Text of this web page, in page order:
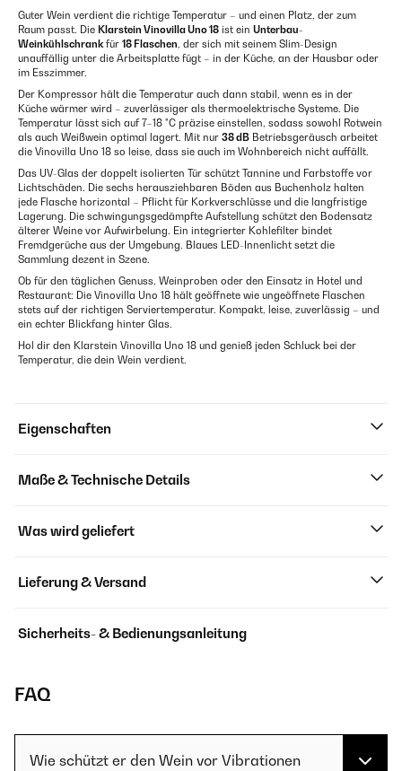
Guter Wein verdient die richtige Temperatur – und einen Platz, der zum
Raum passt. Die Klarstein Vinovilla Uno 18 ist ein Unterbau-
Weinkühlschrankfür 18 Flaschen, der sich mit seinem Slim-Design
unauffällig unter die Arbeitsplatte fügt – in der Küche, an der Hausbar oder
im Esszimmer.
Der Kompressor hält die Temperatur auch dann stabil, wenn es in der
Küche wärmer wird – zuverlässiger als thermoelektrische Systeme. Die
Temperatur lässt sich auf 7–18 °C präzise einstellen, sodass sowohl Rotwein
als auch Weißwein optimal lagert. Mit nur 38 dB Betriebsgeräusch arbeitet
die Vinovilla Uno 18 so leise, dass sie auch im Wohnbereich nicht auffällt.
Das UV-Glas der doppelt isolierten Tür schützt Tannine und Farbstoffe vor
Lichtschäden. Die sechs herausziehbaren Böden aus Buchenholz halten
jede Flasche horizontal – Pflicht für Korkverschlüsse und die langfristige
Lagerung. Die schwingungsgedämpfte Aufstellung schützt den Bodensatz
älterer Weine vor Aufwirbelung. Ein integrierter Kohlefilter bindet
Fremdgerüche aus der Umgebung. Blaues LED-Innenlicht setzt die
Sammlung dezent in Szene.
Ob für den täglichen Genuss, Weinproben oder den Einsatz in Hotel und
Restaurant: Die Vinovilla Uno 18 hält geöffnete wie ungeöffnete Flaschen
stets auf der richtigen Serviertemperatur. Kompakt, leise, zuverlässig – und
ein echter Blickfang hinter Glas.
Hol dir den Klarstein Vinovilla Uno 18 und genieß jeden Schluck bei der
Temperatur, die dein Wein verdient.
Eigenschaften
Maße & Technische Details
Was wird geliefert
Lieferung & Versand
Sicherheits- & Bedienungsanleitung
FAQ
Wie schützt er den Wein vor Vibrationen